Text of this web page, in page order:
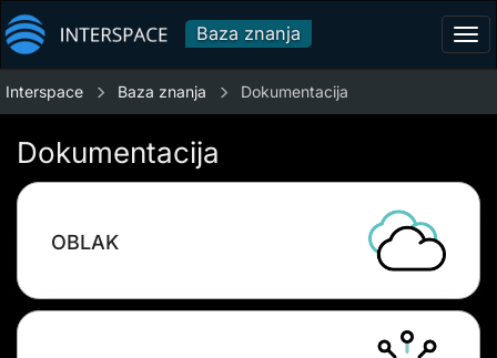
Baza znanja
Interspace Baza znanja Dokumentacija
Dokumentacija
OBLAK